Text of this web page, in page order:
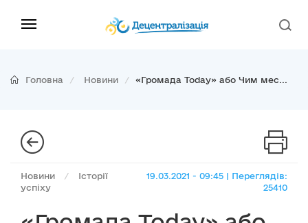
Головна Новини «Громада Today» або Чим мес...
Новини /
Історії
успіху
19.03.2021 - 09:45 | Переглядів:
25410